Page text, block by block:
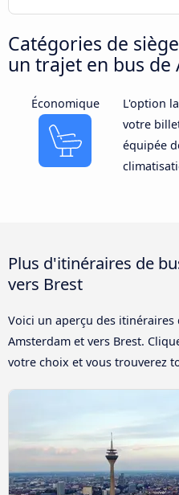
Catégories de
un trajet en bus
Économique
L'option
votre
équipée
Plus d'itinéraires de
vers Brest
Voici un aperçu des
Amsterdam et vers Brest.
votre choix et vous trouverez